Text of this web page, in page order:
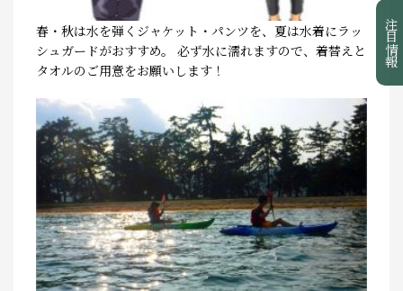
注目情報
春・秋は水を弾くジャケット・パンツを、夏は水着にラッ
シュガードがおすすめ。 必ず水に濡れますので、着替えと
タオルのご用意をお願いします！